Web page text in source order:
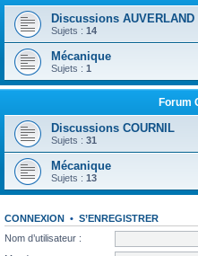
Discussions AUVERLAND
Sujets : 14
Mécanique
Sujets : 1
Forum
Discussions COURNIL
Sujets : 31
Mécanique
Sujets : 13
CONNEXION • S’ENREGISTRER
Nom d’utilisateur :